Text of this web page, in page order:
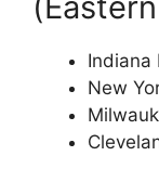
Indiana
New